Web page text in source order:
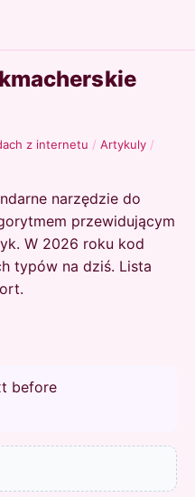
z internetu / Artykuly /
narzędzie do
przewidującym
W 2026 roku kod
typów na dziś. Lista
before